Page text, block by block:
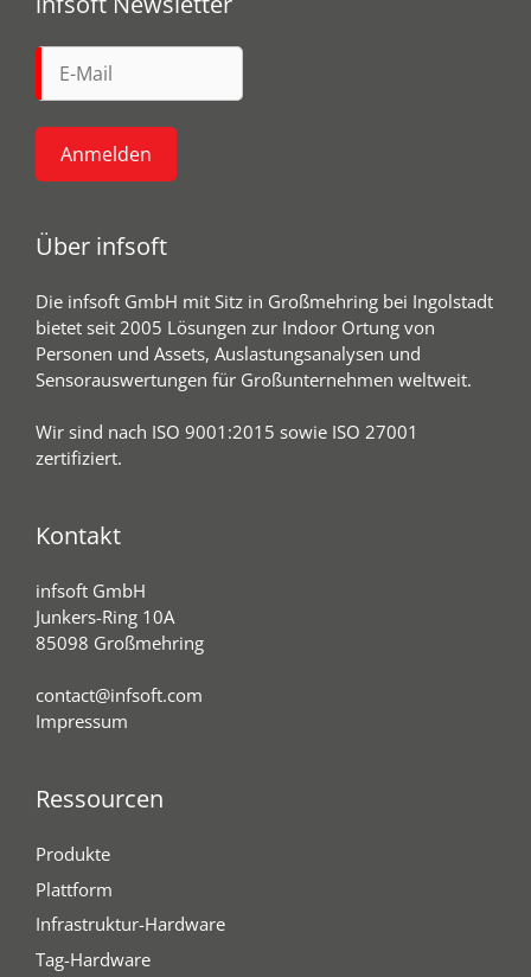
Über infsoft
Die infsoft GmbH mit Sitz in Großmehring bei Ingolstadt
bietet seit 2005 Lösungen zur Indoor Ortung von
Personen und Assets, Auslastungsanalysen und
Sensorauswertungen für Großunternehmen weltweit.
Wir sind nach ISO 9001:2015 sowie ISO 27001
zertifiziert.
Kontakt
infsoft GmbH
Junkers-Ring 10A
85098 Großmehring
contact@infsoft.com
Impressum
Ressourcen
Produkte
Plattform
Infrastruktur-Hardware
Tag-Hardware